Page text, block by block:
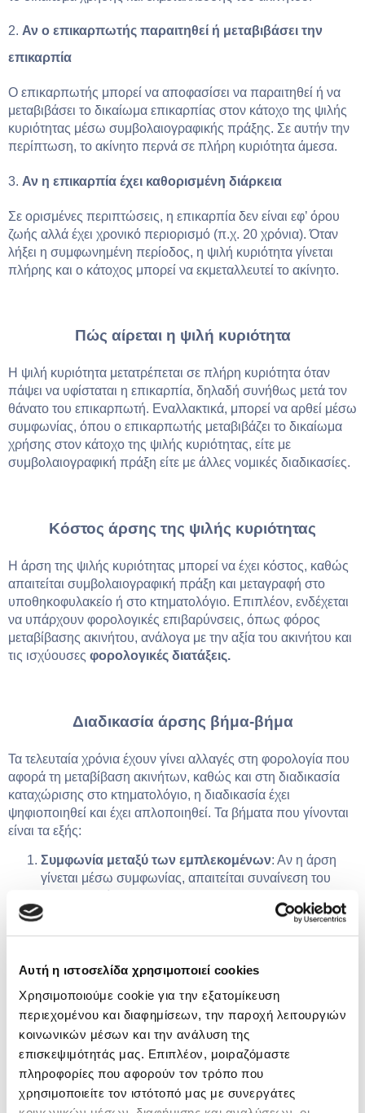
Αυτή η ιστοσελίδα χρησιμοποιεί cookies
Χρησιμοποιούμε cookie για την εξατομίκευση
περιεχομένου και διαφημίσεων, την παροχή λειτουργιών
κοινωνικών μέσων και την ανάλυση της
επισκεψιμότητάς μας. Επιπλέον, μοιραζόμαστε
πληροφορίες που αφορούν τον τρόπο που
χρησιμοποιείτε τον ιστότοπό μας με συνεργάτες
2. Αν ο επικαρπωτής παραιτηθεί ή μεταβιβάσει την
επικαρπία
Ο επικαρπωτής μπορεί να αποφασίσει να παραιτηθεί ή να
μεταβιβάσει το δικαίωμα επικαρπίας στον κάτοχο της ψιλής
κυριότητας μέσω συμβολαιογραφικής πράξης. Σε αυτήν την
περίπτωση, το ακίνητο περνά σε πλήρη κυριότητα άμεσα.
3. Αν η επικαρπία έχει καθορισμένη διάρκεια
Σε ορισμένες περιπτώσεις, η επικαρπία δεν είναι εφ’ όρου
ζωής αλλά έχει χρονικό περιορισμό (π.χ. 20 χρόνια). Όταν
λήξει η συμφωνημένη περίοδος, η ψιλή κυριότητα γίνεται
πλήρης και ο κάτοχος μπορεί να εκμεταλλευτεί το ακίνητο.
Πώς αίρεται η ψιλή κυριότητα
Η ψιλή κυριότητα μετατρέπεται σε πλήρη κυριότητα όταν
πάψει να υφίσταται η επικαρπία, δηλαδή συνήθως μετά τον
θάνατο του επικαρπωτή. Εναλλακτικά, μπορεί να αρθεί μέσω
συμφωνίας, όπου ο επικαρπωτής μεταβιβάζει το δικαίωμα
χρήσης στον κάτοχο της ψιλής κυριότητας, είτε με
συμβολαιογραφική πράξη είτε με άλλες νομικές διαδικασίες.
Κόστος άρσης της ψιλής κυριότητας
Η άρση της ψιλής κυριότητας μπορεί να έχει κόστος, καθώς
απαιτείται συμβολαιογραφική πράξη και μεταγραφή στο
υποθηκοφυλακείο ή στο κτηματολόγιο. Επιπλέον, ενδέχεται
να υπάρχουν φορολογικές επιβαρύνσεις, όπως φόρος
μεταβίβασης ακινήτου, ανάλογα με την αξία του ακινήτου και
τις ισχύουσες φορολογικές διατάξεις.
Διαδικασία άρσης βήμα-βήμα
Τα τελευταία χρόνια έχουν γίνει αλλαγές στη φορολογία που
αφορά τη μεταβίβαση ακινήτων, καθώς και στη διαδικασία
καταχώρισης στο κτηματολόγιο, η διαδικασία έχει
ψηφιοποιηθεί και έχει απλοποιηθεί. Τα βήματα που γίνονται
είναι τα εξής:
Συμφωνία μεταξύ των εμπλεκομένων: Αν η άρση
γίνεται μέσω συμφωνίας, απαιτείται συναίνεση του
Σύνταξη συμβολαιογραφικής πράξης
: Ο
Καταβολή φόρων και τελών : Οποιοσδήποτε φόρος
να εξοφληθούν.
Μεταγραφή στο υποθηκοφυλακείο ή
κτηματολόγιο: Η πράξη καταχωρίζεται επίσημα ώστε
να ολοκληρωθεί η διαδικασία.
Καλό είναι πάντως αν είστε σε μία τέτοια διαδικασία να
συμβουλευτείτε ένα δικηγόρο και έναν συμβολαιογράφο για